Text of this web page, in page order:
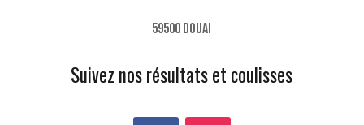
59500 Douai
Suivez nos résultats et coulisses